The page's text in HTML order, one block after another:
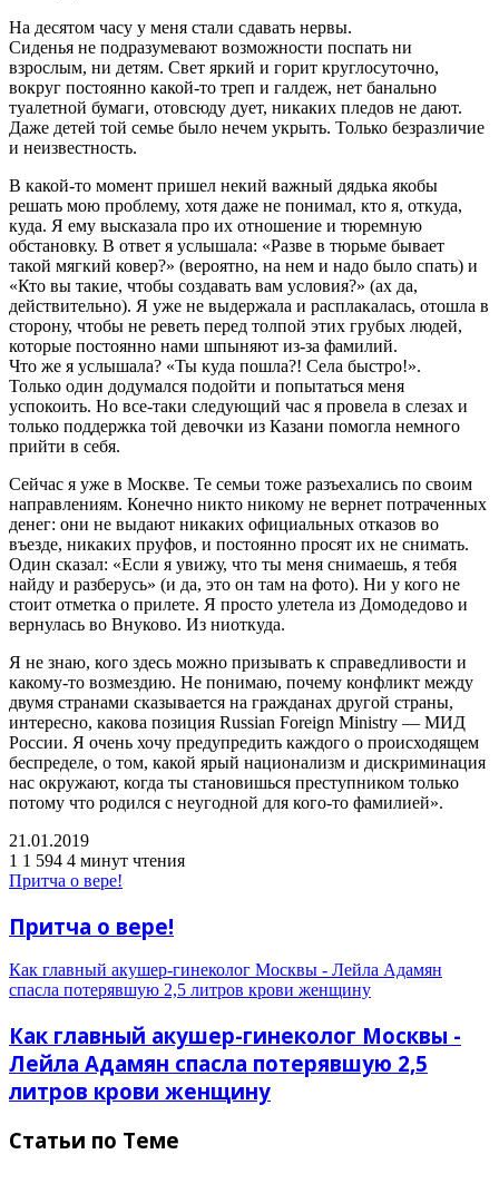
На десятом часу у меня стали сдавать нервы.
Сиденья не подразумевают возможности поспать ни
взрослым, ни детям. Свет яркий и горит круглосуточно,
вокруг постоянно какой-то треп и галдеж, нет банально
туалетной бумаги, отовсюду дует, никаких пледов не дают.
Даже детей той семье было нечем укрыть. Только безразличие
и неизвестность.
В какой-то момент пришел некий важный дядька якобы
решать мою проблему, хотя даже не понимал, кто я, откуда,
куда. Я ему высказала про их отношение и тюремную
обстановку. В ответ я услышала: «Разве в тюрьме бывает
такой мягкий ковер?» (вероятно, на нем и надо было спать) и
«Кто вы такие, чтобы создавать вам условия?» (ах да,
действительно). Я уже не выдержала и расплакалась, отошла в
сторону, чтобы не реветь перед толпой этих грубых людей,
которые постоянно нами шпыняют из-за фамилий.
Что же я услышала? «Ты куда пошла?! Села быстро!».
Только один додумался подойти и попытаться меня
успокоить. Но все-таки следующий час я провела в слезах и
только поддержка той девочки из Казани помогла немного
прийти в себя.
Сейчас я уже в Москве. Те семьи тоже разъехались по своим
направлениям. Конечно никто никому не вернет потраченных
денег: они не выдают никаких официальных отказов во
въезде, никаких пруфов, и постоянно просят их не снимать.
Один сказал: «Если я увижу, что ты меня снимаешь, я тебя
найду и разберусь» (и да, это он там на фото). Ни у кого не
стоит отметка о прилете. Я просто улетела из Домодедово и
вернулась во Внуково. Из ниоткуда.
Я не знаю, кого здесь можно призывать к справедливости и
какому-то возмездию. Не понимаю, почему конфликт между
двумя странами сказывается на гражданах другой страны,
интересно, какова позиция Russian Foreign Ministry — МИД
России. Я очень хочу предупредить каждого о происходящем
беспределе, о том, какой ярый национализм и дискриминация
нас окружают, когда ты становишься преступником только
потому что родился с неугодной для кого-то фамилией».
21.01.2019
1 1 594 4 минут чтения
Притча о вере!
Притча о вере!
Как главный акушер-гинеколог Москвы - Лейла Адамян
спасла потерявшую 2,5 литров крови женщину
Как главный акушер-гинеколог Москвы -
Лейла Адамян спасла потерявшую 2,5
литров крови женщину
Статьи по Теме